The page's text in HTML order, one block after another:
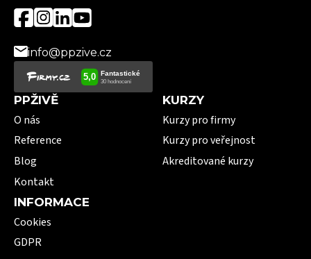
info@ppzive.cz
PPŽIVĚ
O nás
Reference
Blog
Kontakt
KURZY
Kurzy pro firmy
Kurzy pro veřejnost
Akreditované kurzy
INFORMACE
Cookies
GDPR